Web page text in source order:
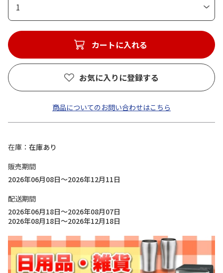
1
カートに入れる
お気に入りに登録する
商品についてのお問い合わせはこちら
在庫
在庫あり
販売期間
2026年06月08日～2026年12月11日
配送期間
2026年06月18日～2026年08月07日
2026年08月18日～2026年12月18日